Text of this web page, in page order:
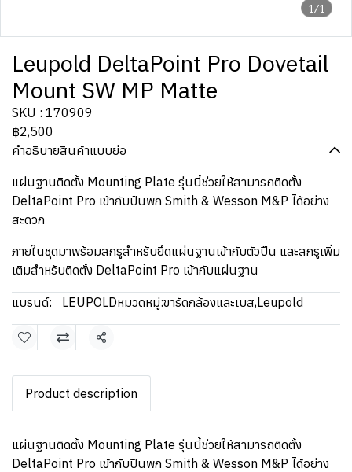
1/1
Leupold DeltaPoint Pro Dovetail
Mount SW MP Matte
SKU : 170909
฿2,500
คำอธิบายสินค้าแบบย่อ
แผ่นฐานติดตั้ง Mounting Plate รุ่นนี้ช่วยให้สามารถติดตั้ง
DeltaPoint Pro เข้ากับปืนพก Smith & Wesson M&P ได้อย่าง
สะดวก
ภายในชุดมาพร้อมสกรูสำหรับยึดแผ่นฐานเข้ากับตัวปืน และสกรูเพิ่ม
เติมสำหรับติดตั้ง DeltaPoint Pro เข้ากับแผ่นฐาน
แบรนด์: LEUPOLDหมวดหมู่:ขารัดกล้องและเบส,Leupold
แชร์
Product description
แผ่นฐานติดตั้ง Mounting Plate รุ่นนี้ช่วยให้สามารถติดตั้ง
DeltaPoint Pro เข้ากับปืนพก Smith & Wesson M&P ได้อย่าง